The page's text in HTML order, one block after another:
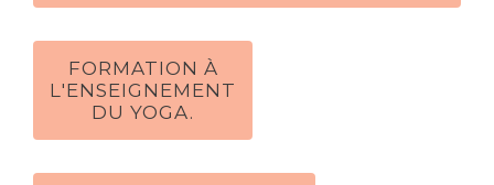
FORMATION À
L'ENSEIGNEMENT
DU YOGA.